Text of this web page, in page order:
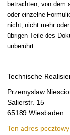
betrachten, von dem
oder einzelne
nicht, nicht mehr
übrigen Teile des
unberührt.
Technische
Przemyslaw
Salierstr. 15
65189 Wiesbaden
Ten adres